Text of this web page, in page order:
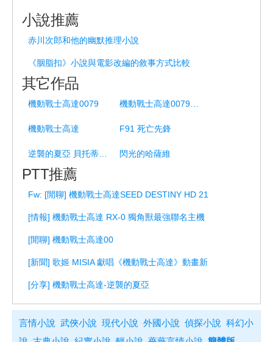
小說推薦
赤川次郎和他的幽默推理小說
《胭脂扣》小說與電影改編的敘事方式比較
其它作品
機動戰士高達0079
機動戰士高達 F91 死亡先鋒
閃光的哈薩維
PTT推薦
Fw: [閒聊] 機動戰士高達SEED DESTINY HD 21
[情報] 機動戰士高達 RX-0 獨角獸最強聯名主機
[閒聊] 機動戰士高達00
[新聞] 歌姬 MISIA 獻唱《機動戰士高達》動畫新
[分享] 機動戰士高達-逆襲的夏亞
言情小說 武俠小說 現代小說 外國小說 偵探小說 科幻小